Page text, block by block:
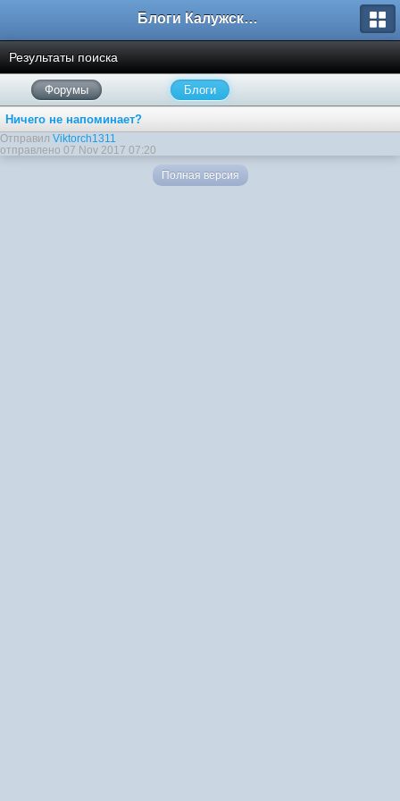
Блоги Калужского перекрестка
Результаты поиска
Форумы Блоги
Ничего не напоминает?
Отправил Viktorch1311
отправлено 07 Nov 2017 07:20
Полная версия